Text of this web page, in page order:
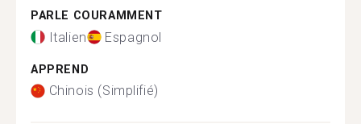
PARLE COURAMMENT
Italien Espagnol
APPREND
Chinois (Simplifié)